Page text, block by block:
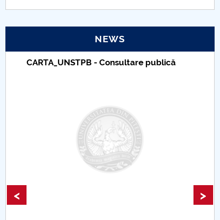
Proiect SU-ETIC
UPIT for the community
IOSUD/CSUD – PhD studies
Comisie de etica unversitară
Evenimente CUP
NEWS
CARTA_UNSTPB - Consultare publică
< >